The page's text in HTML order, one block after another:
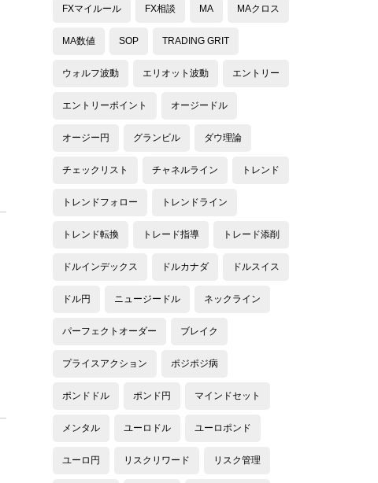
FXマイルール FX相談 MA MAクロス
MA数値 SOP TRADING GRIT
ウォルフ波動 エリオット波動 エントリー
エントリーポイント オージードル
オージー円 グランビル ダウ理論
チェックリスト チャネルライン トレンド
トレンドフォロー トレンドライン
トレンド転換 トレード指導 トレード添削
ドルインデックス ドルカナダ ドルスイス
ドル円 ニュージードル ネックライン
パーフェクトオーダー ブレイク
プライスアクション ポジポジ病
ポンドドル ポンド円 マインドセット
メンタル ユーロドル ユーロポンド
ユーロ円 リスクリワード リスク管理